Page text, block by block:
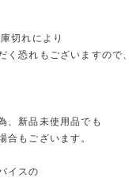
切れにより
恐れもございますので、
、新品未使用品でも
もございます。
イスの